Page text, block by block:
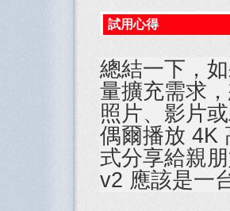
試用心得
總結一下，
量擴充需求
照片、影片
偶爾播放 4K
式分享給親
v2 應該是一